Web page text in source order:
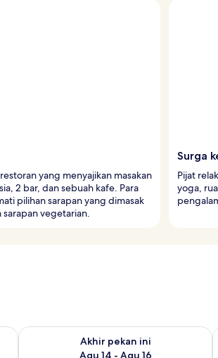
yang menyajikan masakan
2 bar, dan sebuah kafe. Para
pilihan sarapan yang dimasak
sarapan vegetarian.
Surga
Pijat
yoga,
10 - Agu 11
Akhir pekan ini
Agu 14 - Agu 16
Periksa ketersediaan untuk akhir pekan